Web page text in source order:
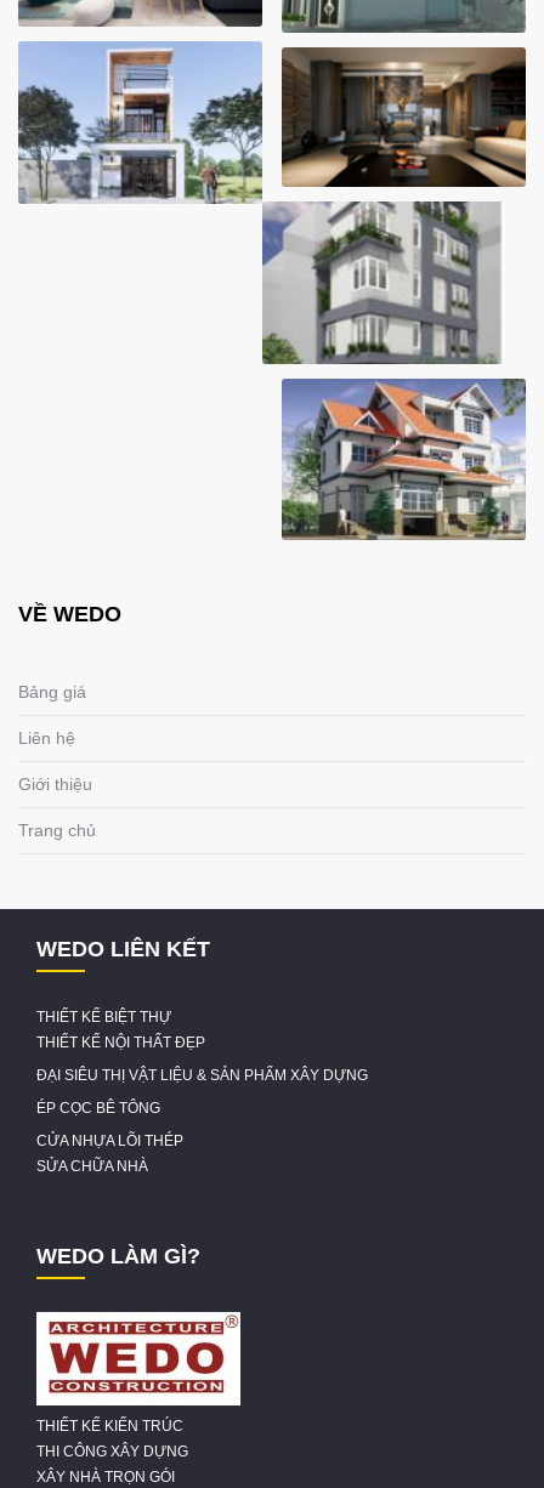
VỀ WEDO
Bảng giá
Liên hệ
Giới thiệu
Trang chủ
WEDO LIÊN KẾT
THIẾT KẾ BIỆT THỰ
THIẾT KẾ NỘI THẤT ĐẸP
ĐẠI SIÊU THỊ VẬT LIỆU & SẢN PHẨM XÂY DỰNG
ÉP CỌC BÊ TÔNG
CỬA NHỰA LÕI THÉP
SỬA CHỮA NHÀ
WEDO LÀM GÌ?
THIẾT KẾ KIẾN TRÚC
THI CÔNG XÂY DỰNG
XÂY NHÀ TRỌN GÓI